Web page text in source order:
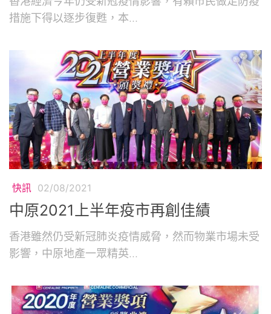
措施下得以逐步復甦，本...
快訊 02/08/2021
中原2021上半年疫市再創佳績
香港雖然仍受新冠肺炎疫情威脅，然而物業市場未受
影響，中原地產一眾精英...